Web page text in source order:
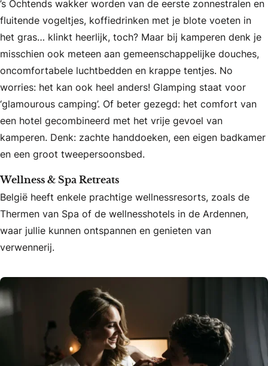
’s Ochtends wakker worden van de eerste zonnestralen en
fluitende vogeltjes, koffiedrinken met je blote voeten in
het gras… klinkt heerlijk, toch? Maar bij kamperen denk je
misschien ook meteen aan gemeenschappelijke douches,
oncomfortabele luchtbedden en krappe tentjes. No
worries: het kan ook heel anders! Glamping staat voor
‘glamourous camping’. Of beter gezegd: het comfort van
een hotel gecombineerd met het vrije gevoel van
kamperen. Denk: zachte handdoeken, een eigen badkamer
en een groot tweepersoonsbed.
Wellness & Spa Retreats
België heeft enkele prachtige wellnessresorts, zoals de
Thermen van Spa of de wellnesshotels in de Ardennen,
waar jullie kunnen ontspannen en genieten van
verwennerij.